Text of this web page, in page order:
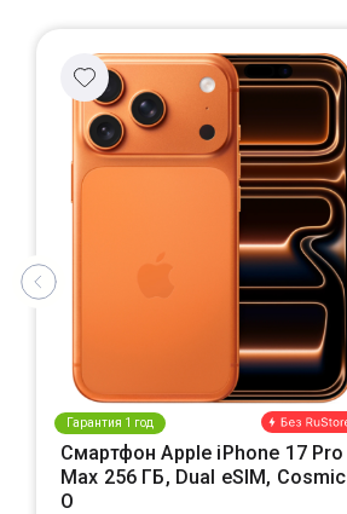
Гарантия 1 год
Смартфон Apple iPhone 17 Pro
Max 256 ГБ, Dual eSIM, Cosmic
O